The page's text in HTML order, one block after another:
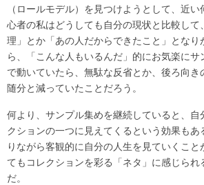
（ロールモデル）を見つけようとして、近
心者の私はどうしても自分の現状と比較して
理」とか「あの人だからできたこと」となり
ら、「こんな人もいるんだ」的にお気楽にサ
で動いていたら、無駄な反省とか、後ろ向き
随分と減っていたことだろう。
何より、サンプル集めを継続していると、自
クションの一つに見えてくるという効果もあ
りながら客観的に自分の人生を見ていくこと
てもコレクションを彩る「ネタ」に感じられ
だ。